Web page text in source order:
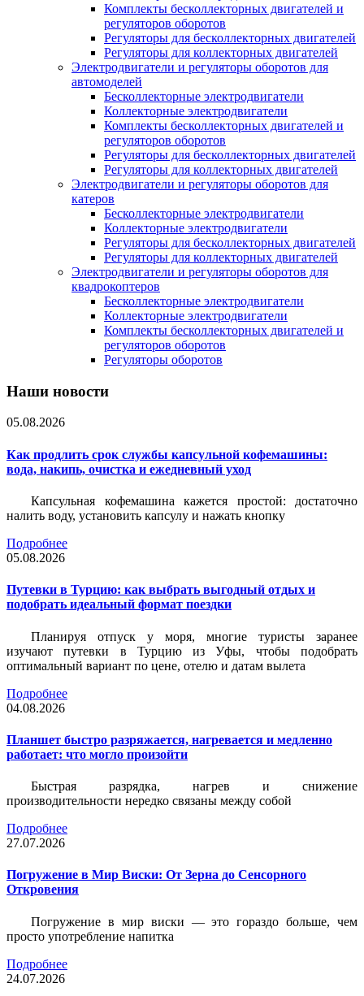
Комплекты бесколлекторных двигателей и
регуляторов оборотов
Регуляторы для бесколлекторных двигателей
Регуляторы для коллекторных двигателей
Электродвигатели и регуляторы оборотов для
автомоделей
Бесколлекторные электродвигатели
Коллекторные электродвигатели
Комплекты бесколлекторных двигателей и
регуляторов оборотов
Регуляторы для бесколлекторных двигателей
Регуляторы для коллекторных двигателей
Электродвигатели и регуляторы оборотов для
катеров
Бесколлекторные электродвигатели
Коллекторные электродвигатели
Регуляторы для бесколлекторных двигателей
Регуляторы для коллекторных двигателей
Электродвигатели и регуляторы оборотов для
квадрокоптеров
Бесколлекторные электродвигатели
Коллекторные электродвигатели
Комплекты бесколлекторных двигателей и
регуляторов оборотов
Регуляторы оборотов
Наши новости
05.08.2026
Как продлить срок службы капсульной кофемашины:
вода, накипь, очистка и ежедневный уход
Капсульная кофемашина кажется простой: достаточно
налить воду, установить капсулу и нажать кнопку
Подробнее
05.08.2026
Путевки в Турцию: как выбрать выгодный отдых и
подобрать идеальный формат поездки
Планируя отпуск у моря, многие туристы заранее
изучают путевки в Турцию из Уфы, чтобы подобрать
оптимальный вариант по цене, отелю и датам вылета
Подробнее
04.08.2026
Планшет быстро разряжается, нагревается и медленно
работает: что могло произойти
Быстрая разрядка, нагрев и снижение
производительности нередко связаны между собой
Подробнее
27.07.2026
Погружение в Мир Виски: От Зерна до Сенсорного
Откровения
Погружение в мир виски — это гораздо больше, чем
просто употребление напитка
Подробнее
24.07.2026